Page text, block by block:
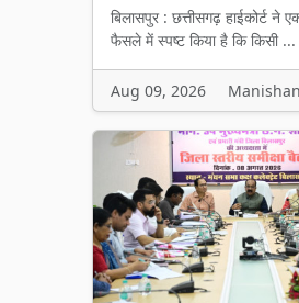
बिलासपुर : छत्तीसगढ़ हाईकोर्ट ने
फैसले में स्पष्ट किया है कि किसी ...
Aug 09, 2026